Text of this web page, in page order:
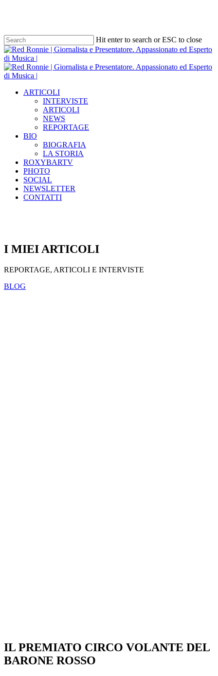
content
Hit enter to search or ESC to close
Close
Search
Menu
ARTICOLI
INTERVISTE
ARTICOLI
NEWS
REPORTAGE
BIO
BIOGRAFIA
LA STORIA
ROXYBARTV
PHOTO
SOCIAL
NEWSLETTER
CONTATTI
I MIEI ARTICOLI
REPORTAGE, ARTICOLI E INTERVISTE
BLOG
IL PREMIATO CIRCO VOLANTE DEL
BARONE ROSSO